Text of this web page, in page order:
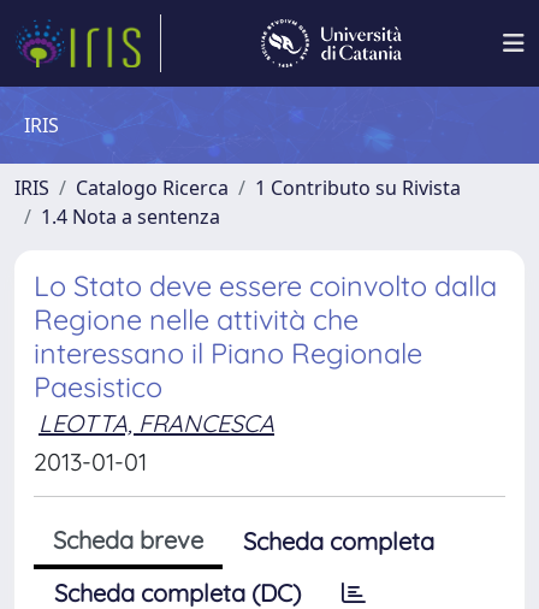
IRIS
IRIS Catalogo Ricerca
1 Contributo su Rivista
1.4 Nota a sentenza
Lo Stato deve essere coinvolto dalla
Regione nelle attività che
interessano il Piano Regionale
Paesistico
LEOTTA, FRANCESCA
2013-01-01
Scheda breve
Scheda completa
Scheda completa (DC)